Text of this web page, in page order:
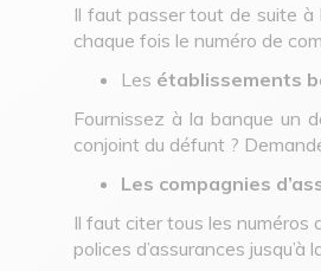
Il faut passer tout de suite
chaque fois le numéro de
Les établissements
Fournissez à la banque un
conjoint du défunt ?
Les compagnies
Il faut citer tous les numéros
polices d’assurances